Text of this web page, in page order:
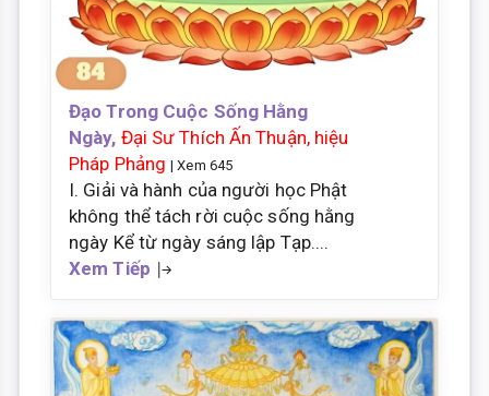
Đạo Trong Cuộc Sống Hằng
Ngày, Đại Sư Thích Ấn Thuận, hiệu
Pháp Phảng | Xem 645
I. Giải và hành của người học Phật
không thể tách rời cuộc sống hằng
ngày Kể từ ngày sáng lập Tạp....
Xem Tiếp